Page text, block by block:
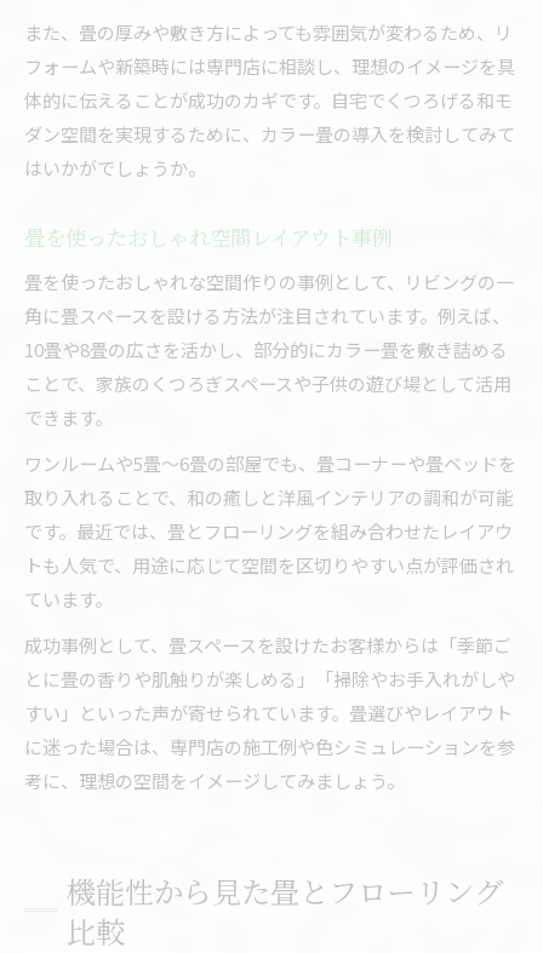
また、畳の厚みや敷き方によっても雰囲気が変わるため、リ
フォームや新築時には専門店に相談し、理想のイメージを具
体的に伝えることが成功のカギです。自宅でくつろげる和モ
ダン空間を実現するために、カラー畳の導入を検討してみて
はいかがでしょうか。
畳を使ったおしゃれ空間レイアウト事例
畳を使ったおしゃれな空間作りの事例として、リビングの一
角に畳スペースを設ける方法が注目されています。例えば、
10畳や8畳の広さを活かし、部分的にカラー畳を敷き詰める
ことで、家族のくつろぎスペースや子供の遊び場として活用
できます。
ワンルームや5畳～6畳の部屋でも、畳コーナーや畳ベッドを
取り入れることで、和の癒しと洋風インテリアの調和が可能
です。最近では、畳とフローリングを組み合わせたレイアウ
トも人気で、用途に応じて空間を区切りやすい点が評価され
ています。
成功事例として、畳スペースを設けたお客様からは「季節ご
とに畳の香りや肌触りが楽しめる」「掃除やお手入れがしや
すい」といった声が寄せられています。畳選びやレイアウト
に迷った場合は、専門店の施工例や色シミュレーションを参
考に、理想の空間をイメージしてみましょう。
機能性から見た畳とフローリング
比較